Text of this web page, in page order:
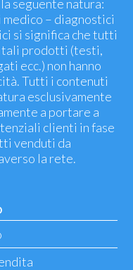
seguente natura:
– diagnostici
si significa che tutti
tali prodotti (testi,
ecc.) non hanno
Tutti i contenuti
esclusivamente
a portare a
clienti in fase
venduti da
la rete.